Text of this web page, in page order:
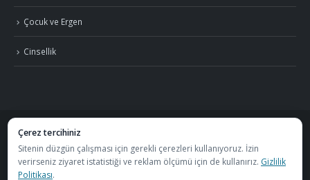
Çocuk ve Ergen
Cinsellik
©2026 Uzm. Psk. Kemal Özcan. Tüm hakları saklıdır. · Gizlilik Politikası ve KVKK
S.S.S.
Çerez tercihiniz
Sitenin düzgün çalışması için gerekli çerezleri kullanıyoruz. İzin
verirseniz ziyaret istatistiği ve reklam ölçümü için de kullanırız. Gizlilik
Politikası.